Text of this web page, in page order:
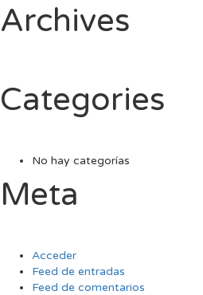
Archives
Categories
No hay categorías
Meta
Acceder
Feed de entradas
Feed de comentarios